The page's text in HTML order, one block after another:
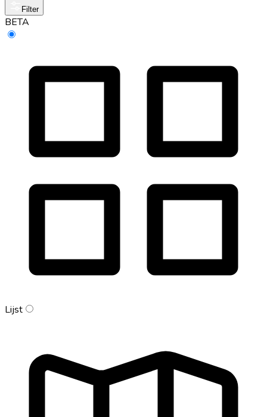
Filter
BETA
Lijst